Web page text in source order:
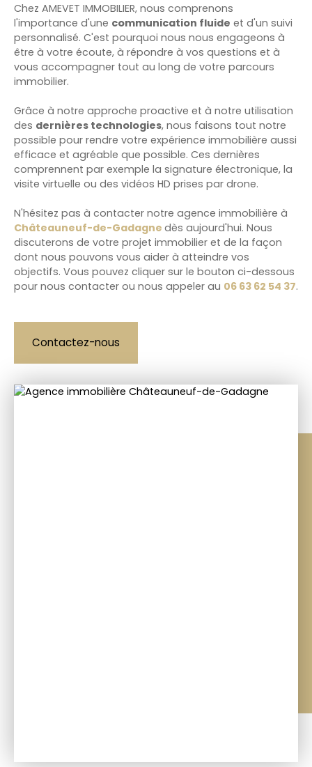
Chez AMEVET IMMOBILIER, nous comprenons
l'importance d'une communication fluide et d'un suivi
personnalisé. C'est pourquoi nous nous engageons à
être à votre écoute, à répondre à vos questions et à
vous accompagner tout au long de votre parcours
immobilier.
Grâce à notre approche proactive et à notre utilisation
des dernières technologies, nous faisons tout notre
possible pour rendre votre expérience immobilière aussi
efficace et agréable que possible. Ces dernières
comprennent par exemple la signature électronique, la
visite virtuelle ou des vidéos HD prises par drone.
N'hésitez pas à contacter notre agence immobilière à
Châteauneuf-de-Gadagne dès aujourd'hui. Nous
discuterons de votre projet immobilier et de la façon
dont nous pouvons vous aider à atteindre vos
objectifs. Vous pouvez cliquer sur le bouton ci-dessous
pour nous contacter ou nous appeler au 06 63 62 54 37.
Contactez-nous